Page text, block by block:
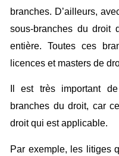
branches. D’ailleurs,
sous-branches du droit
entière. Toutes ces
licences et masters de
Il est très important
branches du droit, car
droit qui est applicable.
Par exemple, les litiges